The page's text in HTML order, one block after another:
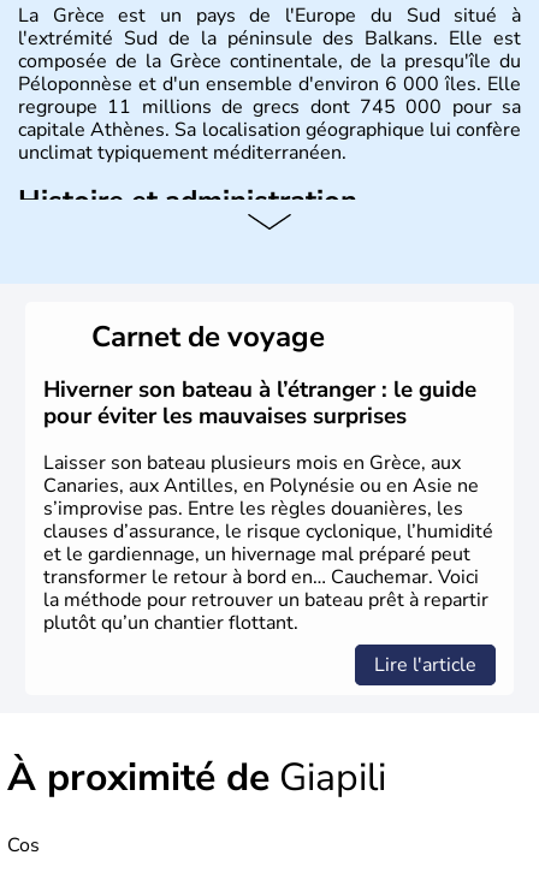
La Grèce est un pays de l'Europe du Sud situé à
l'extrémité Sud de la péninsule des Balkans. Elle est
composée de la Grèce continentale, de la presqu'île du
Péloponnèse et d'un ensemble d'environ 6 000 îles. Elle
regroupe 11 millions de grecs dont 745 000 pour sa
capitale Athènes. Sa localisation géographique lui confère
unclimat typiquement méditerranéen.
Histoire et administration
l'invention des Jeux Olympiques en 776 avant J.C. Le 25
mars 1820 sonne le début de la Guerre d'indépendance,
aujourd'hui date de la fête nationale grecque. La Grèce
est définitivement reconnue comme état indépendant à
partir de 1830.
Carnet de voyage
Hiverner son bateau à l’étranger : le guide
pour éviter les mauvaises surprises
Laisser son bateau plusieurs mois en Grèce, aux
Canaries, aux Antilles, en Polynésie ou en Asie ne
s’improvise pas. Entre les règles douanières, les
clauses d’assurance, le risque cyclonique, l’humidité
et le gardiennage, un hivernage mal préparé peut
transformer le retour à bord en… Cauchemar. Voici
la méthode pour retrouver un bateau prêt à repartir
plutôt qu’un chantier flottant.
Lire l'article
À proximité de Giapili
Cos